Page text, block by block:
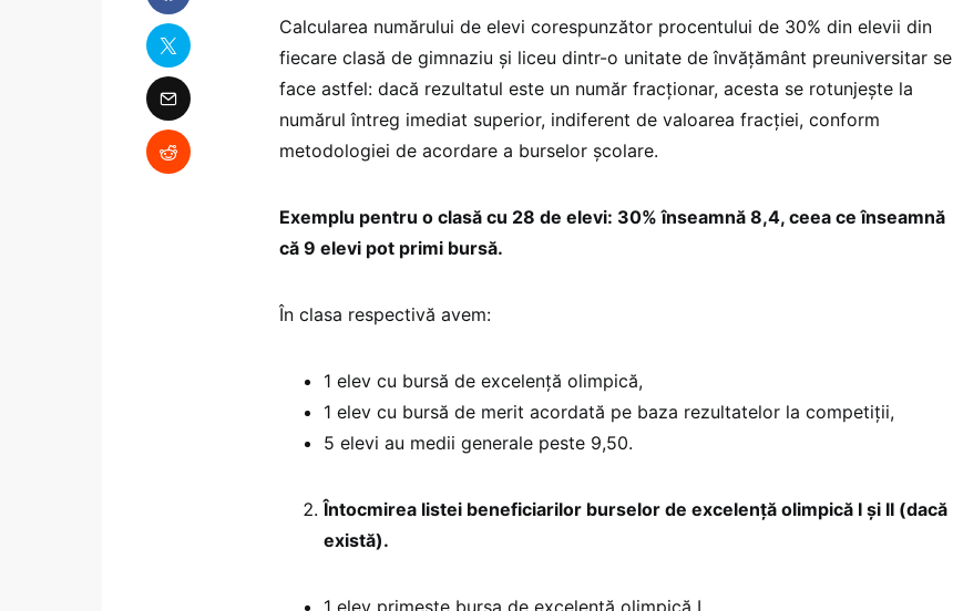
Calcularea numărului de elevi corespunzător procentului de 30% din elevii din
fiecare clasă de gimnaziu și liceu dintr-o unitate de învățământ preuniversitar se
face astfel: dacă rezultatul este un număr fracționar, acesta se rotunjește la
numărul întreg imediat superior, indiferent de valoarea fracției, conform
metodologiei de acordare a burselor școlare.
Exemplu pentru o clasă cu 28 de elevi: 30% înseamnă 8,4, ceea ce înseamnă
că 9 elevi pot primi bursă.
În clasa respectivă avem:
1 elev cu bursă de excelență olimpică,
1 elev cu bursă de merit acordată pe baza rezultatelor la competiții,
5 elevi au medii generale peste 9,50.
Întocmirea listei beneficiarilor burselor de excelență olimpică I și II (dacă
există).